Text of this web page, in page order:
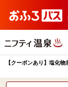
【クーポンあり】塩化